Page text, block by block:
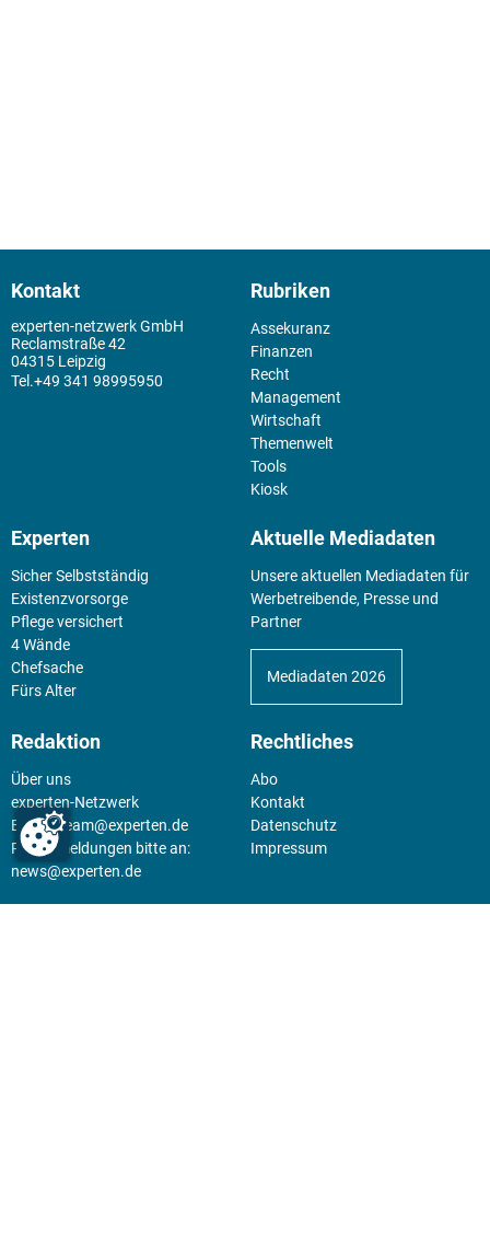
Kontakt
experten-netzwerk GmbH
Reclamstraße 42
04315 Leipzig
+49 341 98995950
Rubriken
Assekuranz
Finanzen
Recht
Management
Wirtschaft
Themenwelt
Tools
Kiosk
Experten
Sicher Selbstständig
Existenz­vorsorge
Pflege versichert
4 Wände
Chefsache
Fürs Alter
Aktuelle Mediadaten
Unsere aktuellen Mediadaten für
Werbetreibende, Presse und
Partner
Mediadaten 2026
Redaktion
Über uns
experten-Netzwerk
E-Mail:team@experten.de
Pressemeldungen bitte an:
news@experten.de
Rechtliches
Abo
Kontakt
Datenschutz
Impressum